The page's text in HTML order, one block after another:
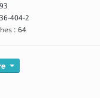
404-2
: 64